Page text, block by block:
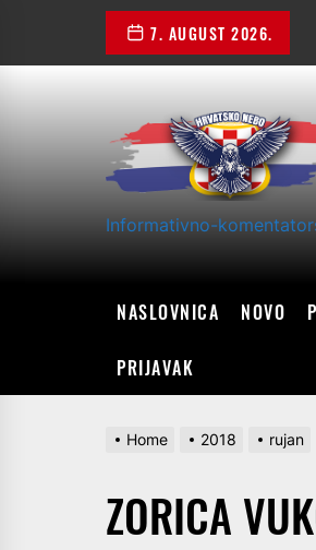
the
7. AUGUST 2026.
Informativno-
NASLOVNICA NOVO
PRIJAVAK
Home 2018 rujan
ZORICA